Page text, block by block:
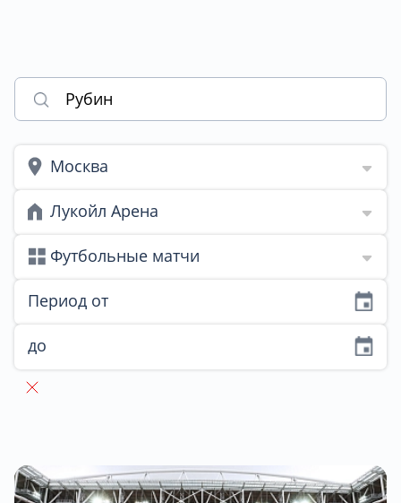
Москва
Лукойл Арена
Футбольные матчи
Период от
до